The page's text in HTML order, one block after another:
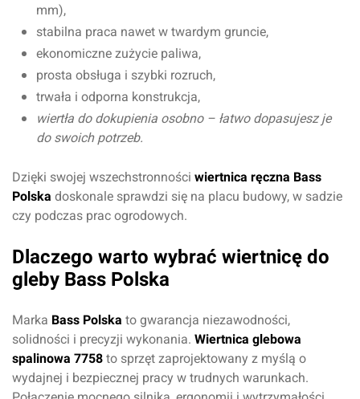
mm),
stabilna praca nawet w twardym gruncie,
ekonomiczne zużycie paliwa,
prosta obsługa i szybki rozruch,
trwała i odporna konstrukcja,
wiertła do dokupienia osobno – łatwo dopasujesz je
do swoich potrzeb.
Dzięki swojej wszechstronności wiertnica ręczna Bass
Polska doskonale sprawdzi się na placu budowy, w sadzie
czy podczas prac ogrodowych.
Dlaczego warto wybrać wiertnicę do
gleby Bass Polska
Marka Bass Polska to gwarancja niezawodności,
solidności i precyzji wykonania. Wiertnica glebowa
spalinowa 7758 to sprzęt zaprojektowany z myślą o
wydajnej i bezpiecznej pracy w trudnych warunkach.
Oceń produkt
Imię i nazwisko*
Komentarz*